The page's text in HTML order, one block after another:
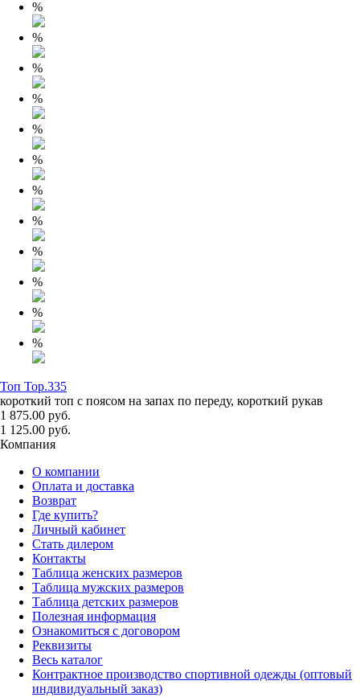
%
%
%
%
%
%
%
%
%
%
%
%
Топ Top.335
короткий топ с поясом на запах по переду, короткий рукав
1 875.00 руб.
1 125.00 руб.
Компания
О компании
Оплата и доставка
Возврат
Где купить?
Личный кабинет
Стать дилером
Контакты
Таблица женских размеров
Таблица мужских размеров
Таблица детских размеров
Полезная информация
Ознакомиться с договором
Реквизиты
Весь каталог
Контрактное производство спортивной одежды (оптовый
индивидуальный заказ)